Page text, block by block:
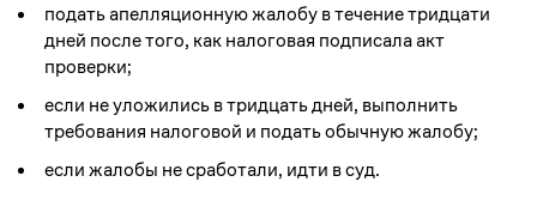
подать апелляционную жалобу в течение тридцати
дней после того, как налоговая подписала акт
проверки;
если не уложились в тридцать дней, выполнить
требования налоговой и подать обычную жалобу;
если жалобы не сработали, идти в суд.